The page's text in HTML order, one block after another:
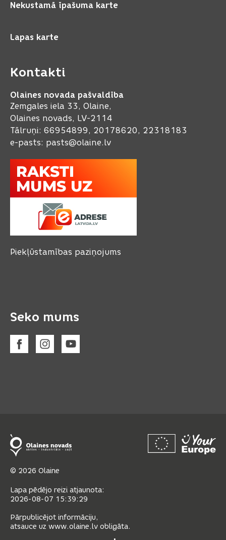
Nekustamā īpašuma karte
Lapas karte
Kontakti
Olaines novada pašvaldība
Zemgales iela 33, Olaine,
Olaines novads, LV-2114
Tālruņi: 66954899, 20178620, 22318183
e-pasts: pasts@olaine.lv
Piekļūstamības paziņojums
Seko mums
© 2026 Olaine
Lapa pēdējo reizi atjaunota:
2026-08-07 15:39:29
Pārpublicējot informāciju,
atsauce uz www.olaine.lv obligāta.